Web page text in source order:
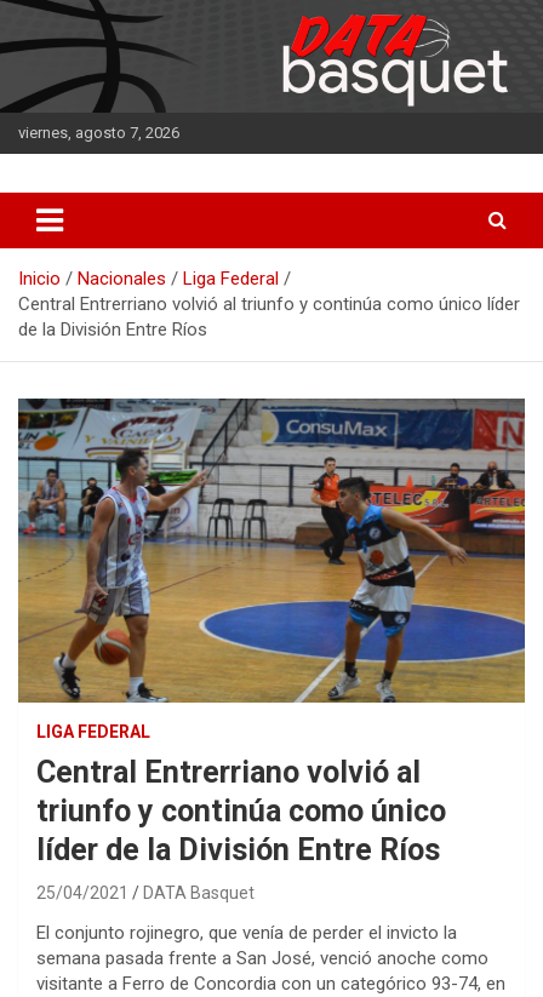
Saltar
al
contenido
viernes, agosto 7, 2026
DATA Basquet
Inicio Nacionales
Liga Federal
Central Entrerriano volvió al triunfo y continúa como único líder
de la División Entre Ríos
LIGA FEDERAL
Central Entrerriano volvió al
triunfo y continúa como único
líder de la División Entre Ríos
25/04/2021 DATA Basquet
El conjunto rojinegro, que venía de perder el invicto la
semana pasada frente a San José, venció anoche como
visitante a Ferro de Concordia con un categórico 93-74, en